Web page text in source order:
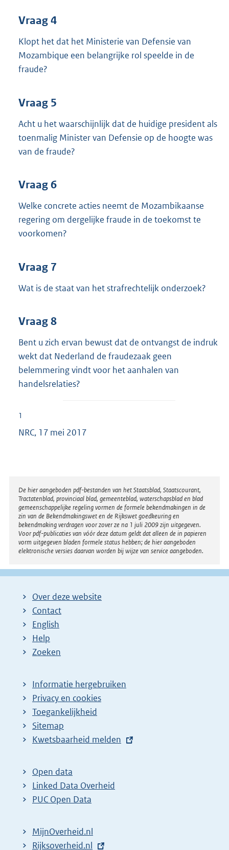
Vraag 4
Klopt het dat het Ministerie van Defensie van
Mozambique een belangrijke rol speelde in de
fraude?
Vraag 5
Acht u het waarschijnlijk dat de huidige president als
toenmalig Minister van Defensie op de hoogte was
van de fraude?
Vraag 6
Welke concrete acties neemt de Mozambikaanse
regering om dergelijke fraude in de toekomst te
voorkomen?
Vraag 7
Wat is de staat van het strafrechtelijk onderzoek?
Vraag 8
Bent u zich ervan bewust dat de ontvangst de indruk
wekt dat Nederland de fraudezaak geen
belemmering vindt voor het aanhalen van
handelsrelaties?
1
NRC, 17 mei 2017
Disclaimer
De hier aangeboden pdf-bestanden van het Staatsblad, Staatscourant,
Tractatenblad, provinciaal blad, gemeenteblad, waterschapsblad en blad
gemeenschappelijke regeling vormen de formele bekendmakingen in de
zin van de Bekendmakingswet en de Rijkswet goedkeuring en
bekendmaking verdragen voor zover ze na 1 juli 2009 zijn uitgegeven.
Voor pdf-publicaties van vóór deze datum geldt dat alleen de in papieren
vorm uitgegeven bladen formele status hebben; de hier aangeboden
elektronische versies daarvan worden bij wijze van service aangeboden.
Over deze website
Contact
English
Help
Zoeken
Informatie hergebruiken
Privacy en cookies
Toegankelijkheid
Sitemap
E
t
e
r
l
Kwetsbaarheid melden
Open data
Linked Data Overheid
PUC Open Data
MijnOverheid.nl
E
Rijksoverheid.nl